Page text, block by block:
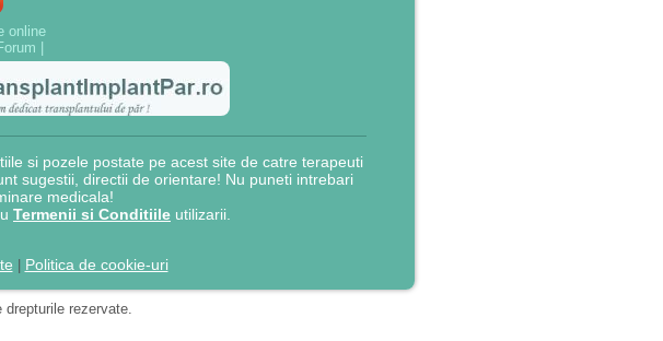
online
si pozele postate pe acest site de catre terapeuti
sugestii, directii de orientare! Nu puneti intrebari
medicala!
Termenii si Conditiile utilizarii.
Politica de cookie-uri
drepturile rezervate.